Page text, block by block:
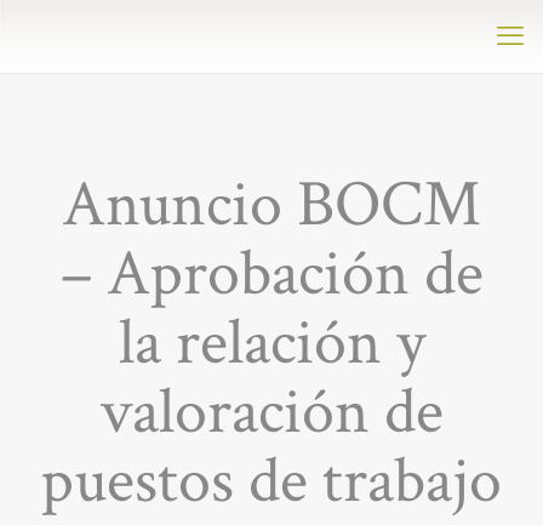
Anuncio BOCM
– Aprobación de
la relación y
valoración de
puestos de trabajo